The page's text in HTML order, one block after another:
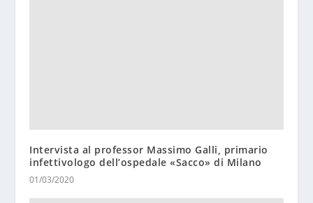
Intervista al professor Massimo Galli, primario
infettivologo dell’ospedale «Sacco» di Milano
01/03/2020